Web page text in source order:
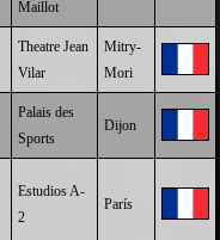
Maillot
Theatre Jean
Vilar
Mitry-
Mori
Palais des
Sports
Dijon
Estudios A-
2
París